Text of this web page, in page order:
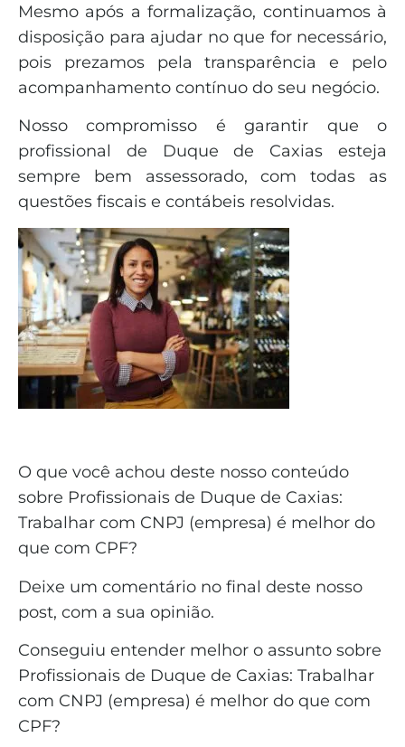
Mesmo após a formalização, continuamos à
disposição para ajudar no que for necessário,
pois prezamos pela transparência e pelo
acompanhamento contínuo do seu negócio.
Nosso compromisso é garantir que o
profissional de Duque de Caxias esteja
sempre bem assessorado, com todas as
questões fiscais e contábeis resolvidas.
O que você achou deste nosso conteúdo
sobre Profissionais de Duque de Caxias:
Trabalhar com CNPJ (empresa) é melhor do
que com CPF?
Deixe um comentário no final deste nosso
post, com a sua opinião.
Conseguiu entender melhor o assunto sobre
Profissionais de Duque de Caxias: Trabalhar
com CNPJ (empresa) é melhor do que com
CPF?